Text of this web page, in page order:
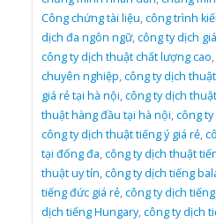
Công chứng tài liệu,công trình
dịch đa ngôn ngữ,công ty dịch
công ty dịch thuật chất lượng cao,
chuyên nghiệp,công ty dịch
giá rẻ tại hà nội,công ty dịch
thuật hàng đầu tại hà nội,công
công ty dịch thuật tiếng ý giá rẻ,
tại đống đa,công ty dịch thuật
thuật uy tín,công ty dịch tiếng
tiếng đức giá rẻ,công ty dịch
dịch tiếng Hungary,công ty dịch